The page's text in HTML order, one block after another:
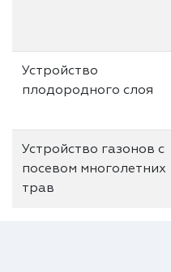
Устройство
плодородного слоя
Устройство газонов с
посевом многолетних
трав